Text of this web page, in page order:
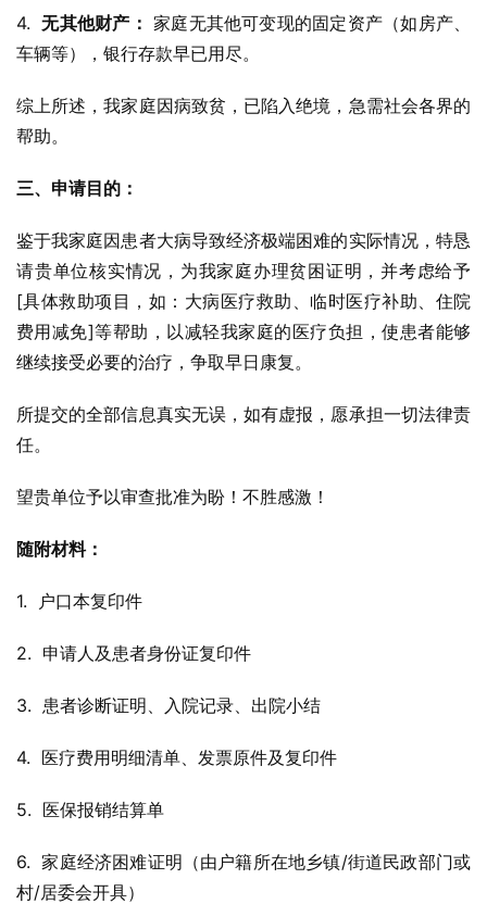
4. 无其他财产： 家庭无其他可变现的固定资产（如房产、
车辆等），银行存款早已用尽。
综上所述，我家庭因病致贫，已陷入绝境，急需社会各界的
帮助。
三、申请目的：
鉴于我家庭因患者大病导致经济极端困难的实际情况，特恳
请贵单位核实情况，为我家庭办理贫困证明，并考虑给予
[具体救助项目，如：大病医疗救助、临时医疗补助、住院
费用减免]等帮助，以减轻我家庭的医疗负担，使患者能够
继续接受必要的治疗，争取早日康复。
所提交的全部信息真实无误，如有虚报，愿承担一切法律责
任。
望贵单位予以审查批准为盼！不胜感激！
随附材料：
1.  户口本复印件
2.  申请人及患者身份证复印件
3.  患者诊断证明、入院记录、出院小结
4.  医疗费用明细清单、发票原件及复印件
5.  医保报销结算单
6.  家庭经济困难证明（由户籍所在地乡镇/街道民政部门或
村/居委会开具）